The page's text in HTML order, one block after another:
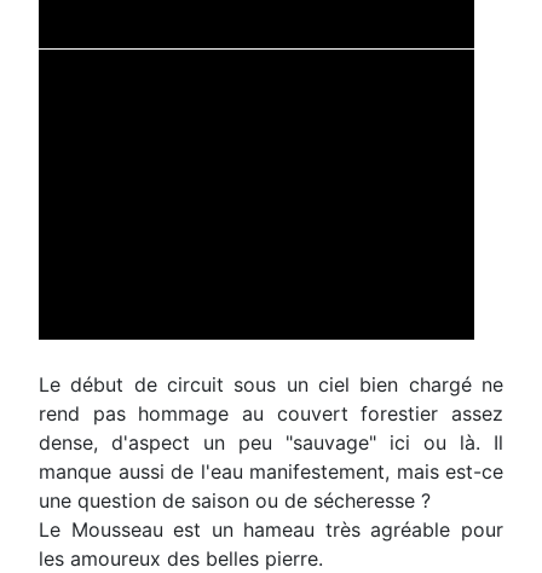
Le début de circuit sous un ciel bien chargé ne
rend pas hommage au couvert forestier assez
dense, d'aspect un peu "sauvage" ici ou là. Il
manque aussi de l'eau manifestement, mais est-ce
une question de saison ou de sécheresse ?
Le Mousseau est un hameau très agréable pour
les amoureux des belles pierre.